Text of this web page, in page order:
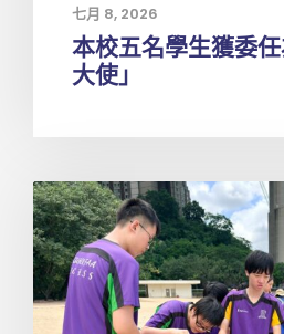
七月 8, 2026
本校五名學生獲委
大使」